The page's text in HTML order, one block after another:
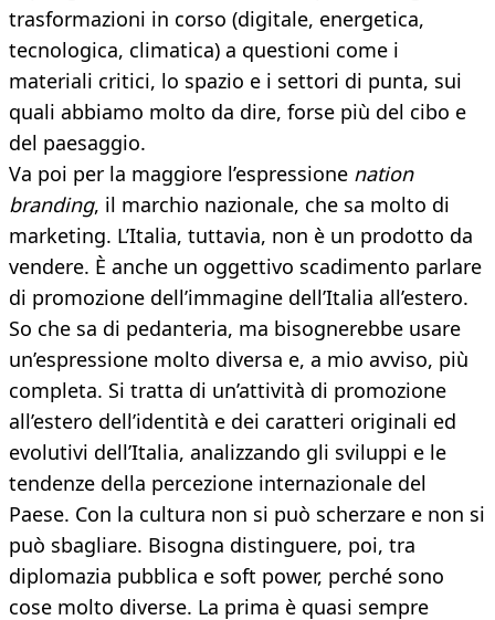
trasformazioni in corso (digitale, energetica,
tecnologica, climatica) a questioni come i
materiali critici, lo spazio e i settori di punta, sui
quali abbiamo molto da dire, forse più del cibo e
del paesaggio.
Va poi per la maggiore l’espressione nation
branding, il marchio nazionale, che sa molto di
marketing. L’Italia, tuttavia, non è un prodotto da
vendere. È anche un oggettivo scadimento parlare
di promozione dell’immagine dell’Italia all’estero.
So che sa di pedanteria, ma bisognerebbe usare
un’espressione molto diversa e, a mio avviso, più
completa. Si tratta di un’attività di promozione
all’estero dell’identità e dei caratteri originali ed
evolutivi dell’Italia, analizzando gli sviluppi e le
tendenze della percezione internazionale del
Paese. Con la cultura non si può scherzare e non si
può sbagliare. Bisogna distinguere, poi, tra
diplomazia pubblica e soft power, perché sono
cose molto diverse. La prima è quasi sempre